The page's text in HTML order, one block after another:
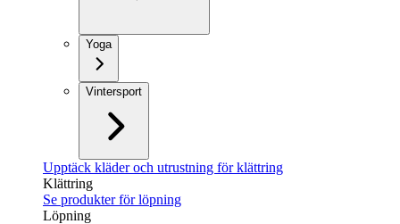
Yoga
Vintersport
Upptäck kläder och utrustning för klättring
Klättring
Se produkter för löpning
Löpning